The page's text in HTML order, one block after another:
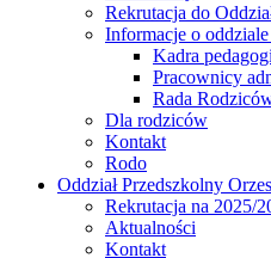
Rekrutacja do
Informacje o
Kadra
Pracownicy
Rada
Dla rodziców
Kontakt
Rodo
Oddział Przedszkolny
Rekrutacja na 2025/
Aktualności
Kontakt